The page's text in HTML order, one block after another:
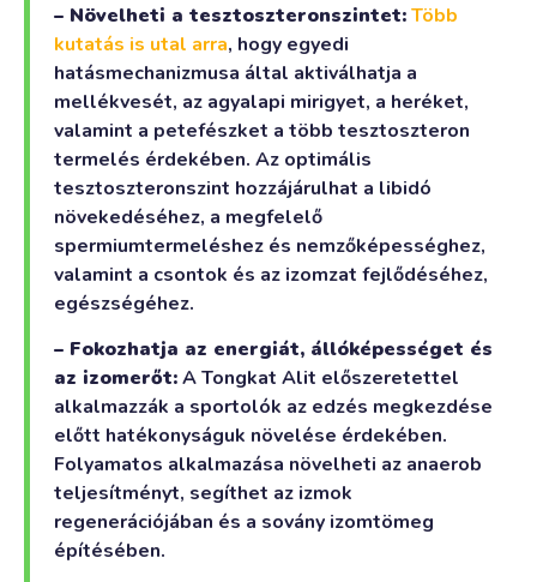
– Növelheti a tesztoszteronszintet:Több
kutatás is utal arra, hogy egyedi
hatásmechanizmusa által aktiválhatja a
mellékvesét, az agyalapi mirigyet, a heréket,
valamint a petefészket a több tesztoszteron
termelés érdekében. Az optimális
tesztoszteronszint hozzájárulhat a libidó
növekedéséhez, a megfelelő
spermiumtermeléshez és nemzőképességhez,
valamint a csontok és az izomzat fejlődéséhez,
egészségéhez.
– Fokozhatja az energiát, állóképességet és
az izomerőt:A Tongkat Alit előszeretettel
alkalmazzák a sportolók az edzés megkezdése
előtt hatékonyságuk növelése érdekében.
Folyamatos alkalmazása növelheti az anaerob
teljesítményt, segíthet az izmok
regenerációjában és a sovány izomtömeg
építésében.